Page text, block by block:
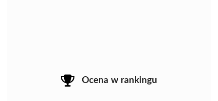
Ocena w rankingu